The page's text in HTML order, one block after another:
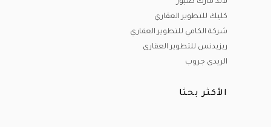
لاند مارك صبور
كليك للتطوير العقاري
شركة الكامي للتطوير العقاري
ريزيدنس للتطوير العقارى
الريدى جروب
الأكثر بحثا